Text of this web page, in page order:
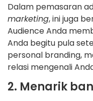
Dalam pemasaran
marketing, ini juga
Audience Anda
Anda begitu pula
personal branding,
relasi mengenali
2. Menarik